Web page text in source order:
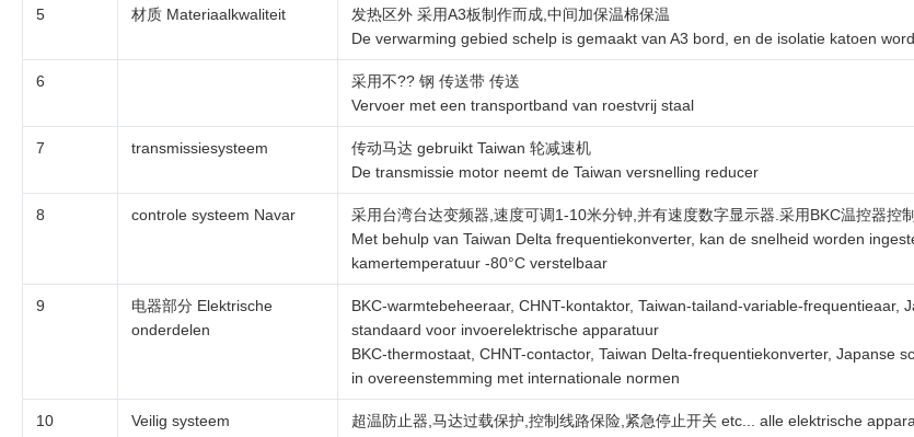
5 材质 Materiaalkwaliteit
发热区外 采用A3板制作而成,中间加保温棉保温
De verwarming gebied schelp is gemaakt van A3 bord, en de isolatie katoen
6
采用不?? 钢 传送带 传送
Vervoer met een transportband van roestvrij staal
7 transmissiesysteem
传动马达 gebruikt Taiwan 轮减速机
De transmissie motor neemt de Taiwan versnelling reducer
8 controle systeem Navar
采用台湾台达变频器,速度可调1-10米分钟,并有速度数字显示器.采用BKC温控器
Met behulp van Taiwan Delta frequentiekonverter, kan de snelheid worden
kamertemperatuur -80°C verstelbaar
9
电器部分 Elektrische
onderdelen
BKC-warmtebeheeraar, CHNT-kontaktor, Taiwan-tailand-variable-
standaard voor invoerelektrische apparatuur
BKC-thermostaat, CHNT-contactor, Taiwan Delta-frequentiekonverter,
in overeenstemming met internationale normen
10 Veilig systeem
超温防止器,马达过载保护,控制线路保险,紧急停止开关 etc... alle elektrische